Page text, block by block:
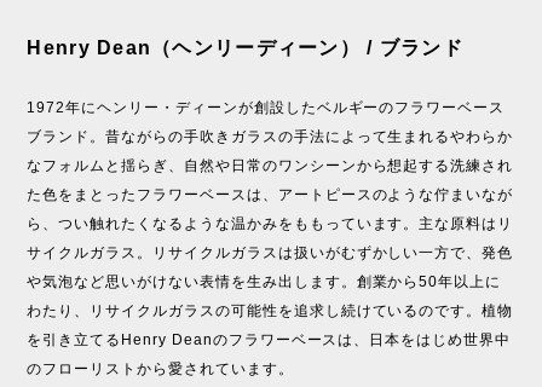
Henry Dean（ヘンリーディーン） / ブランド
1972年にヘンリー・ディーンが創設したベルギーのフラワーベース
ブランド。昔ながらの手吹きガラスの手法によって生まれるやわらか
なフォルムと揺らぎ、自然や日常のワンシーンから想起する洗練され
た色をまとったフラワーベースは、アートピースのような佇まいなが
ら、つい触れたくなるような温かみをももっています。主な原料はリ
サイクルガラス。リサイクルガラスは扱いがむずかしい一方で、発色
や気泡など思いがけない表情を生み出します。創業から50年以上に
わたり、リサイクルガラスの可能性を追求し続けているのです。植物
を引き立てるHenry Deanのフラワーベースは、日本をはじめ世界中
のフローリストから愛されています。